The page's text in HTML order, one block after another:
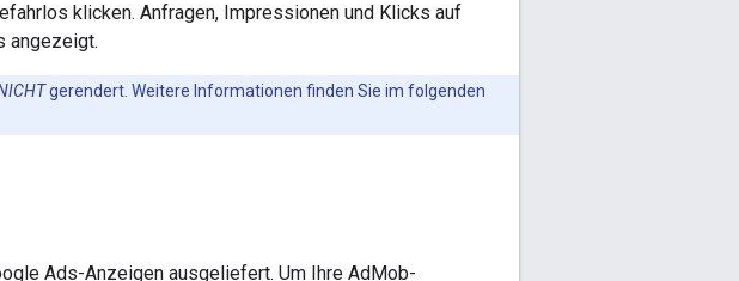
klicken. Anfragen, Impressionen und Klicks auf
angezeigt.
gerendert. Weitere Informationen finden Sie im folgenden
Ads-Anzeigen ausgeliefert. Um Ihre AdMob-